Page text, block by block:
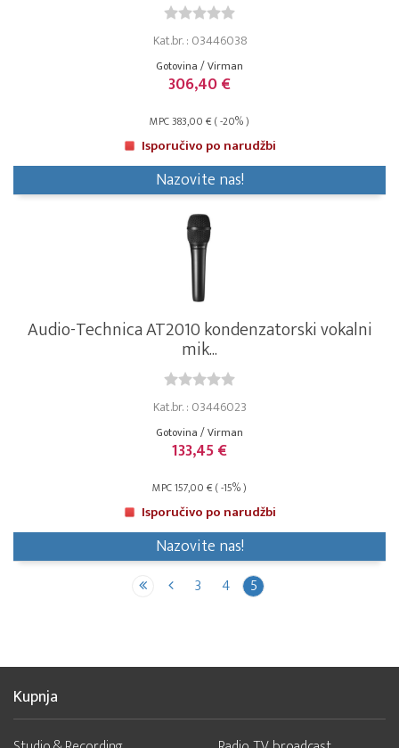
Kat.br. : 03446038
Gotovina / Virman
306,40 €
MPC 383,00 € ( -20% )
Isporučivo po narudžbi
Nazovite nas!
Audio-Technica AT2010 kondenzatorski vokalni
mik...
Kat.br. : 03446023
Gotovina / Virman
133,45 €
MPC 157,00 € ( -15% )
Isporučivo po narudžbi
Nazovite nas!
3 4 5
Kupnja